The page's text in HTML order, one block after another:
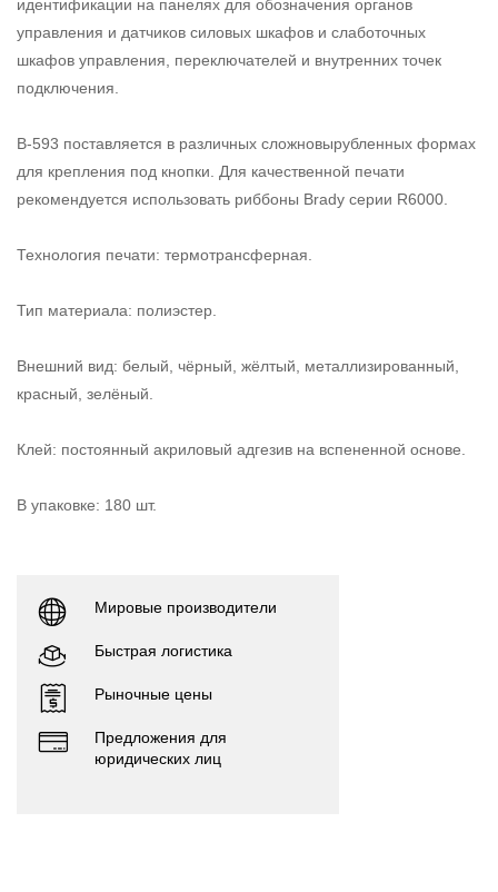
идентификации на панелях для обозначения органов
управления и датчиков силовых шкафов и слаботочных
шкафов управления, переключателей и внутренних точек
подключения.
В-593 поставляется в различных сложновырубленных формах
для крепления под кнопки. Для качественной печати
рекомендуется использовать риббоны Brady серии R6000.
Технология печати: термотрансферная.
Тип материала: полиэстер.
Внешний вид: белый, чёрный, жёлтый, металлизированный,
красный, зелёный.
Клей: постоянный акриловый адгезив на вспененной основе.
В упаковке: 180 шт.
Мировые производители
Быстрая логистика
Рыночные цены
Предложения для
юридических лиц